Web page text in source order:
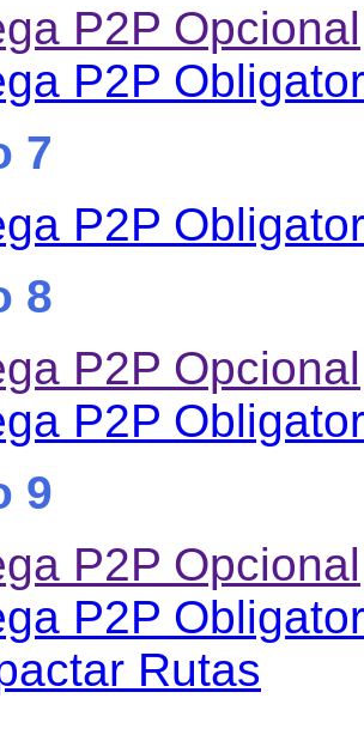
P2P Opcional
P2P
7
P2P
8
P2P Opcional
P2P
9
P2P Opcional
P2P
Rutas